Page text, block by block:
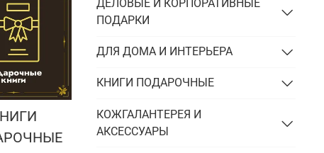
Подарки энергетику
Подарки юристу
ДЕЛОВЫЕ И КОРПОРАТИВНЫЕ
ПОДАРКИ
ДЛЯ ДОМА И ИНТЕРЬЕРА
КНИГИ ПОДАРОЧНЫЕ
КОЖГАЛАНТЕРЕЯ И
АКСЕССУАРЫ